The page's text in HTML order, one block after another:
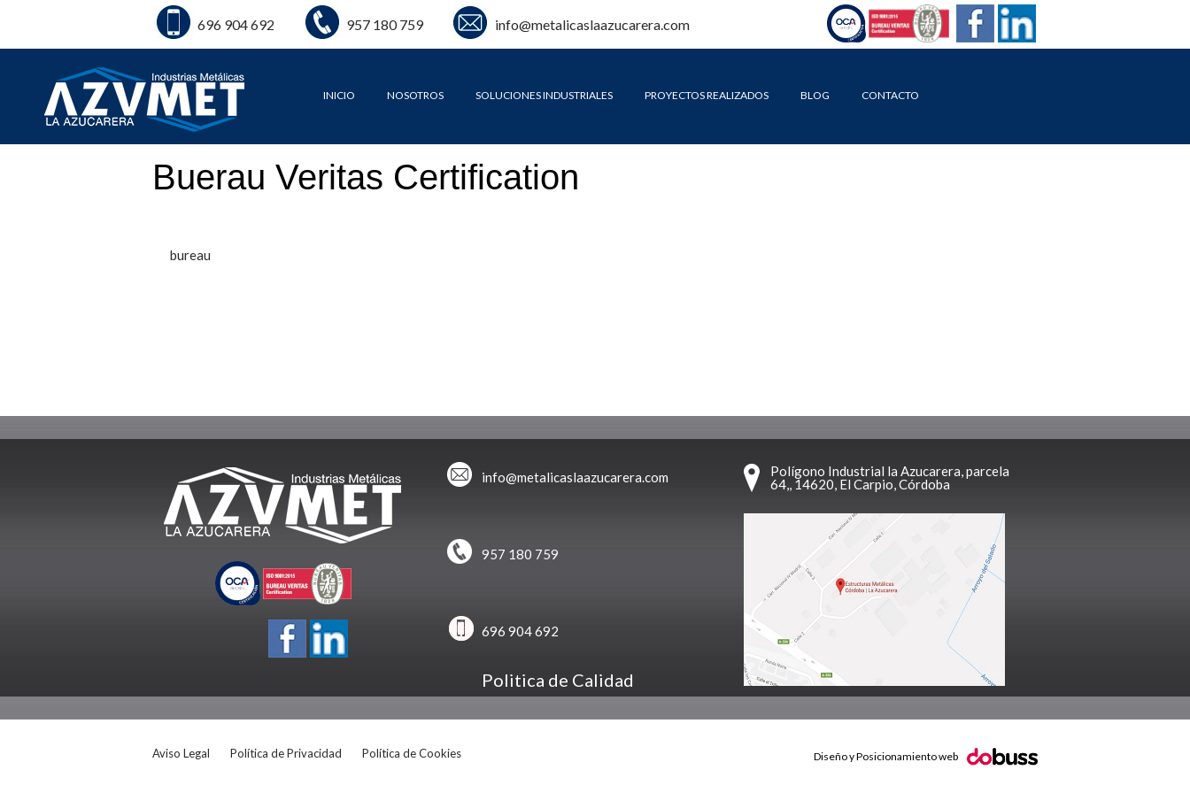
696 904 692 957 180 759 info@metalicaslaazucarera.com
INICIO NOSOTROS SOLUCIONES INDUSTRIALES PROYECTOS REALIZADOS BLOG CONTACTO
Buerau Veritas Certification
bureau
info@metalicaslaazucarera.com
957 180 759
696 904 692
Politica de Calidad
Polígono Industrial la Azucarera, parcela
64,, 14620, El Carpio, Córdoba
Aviso Legal Política de Privacidad Política de Cookies Diseño y Posicionamiento web